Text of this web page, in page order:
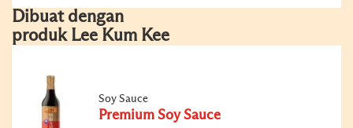
Dibuat dengan
produk Lee Kum Kee
Soy Sauce
Premium Soy Sauce